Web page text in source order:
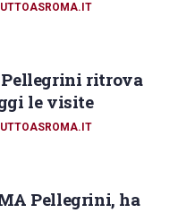
Pellegrini ritrova
le visite
Pellegrini, ha